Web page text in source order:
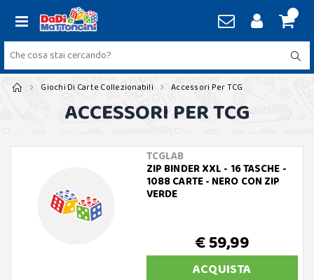
Giochi Di Carte Collezionabili Accessori Per TCG
ACCESSORI PER TCG
TCGLAB
ZIP BINDER XXL - 16 TASCHE -
1088 CARTE - NERO CON ZIP
VERDE
€ 59,99
ACQUISTA